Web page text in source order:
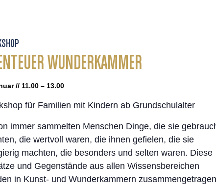
WUNDERKAMMER
// 11.00 – 13.00
für Familien mit Kindern ab Grundschulalter
immer sammelten Menschen Dinge, die sie
die wertvoll waren, die ihnen gefielen, die sie
machten, die besonders und selten waren. Diese
und Gegenstände aus allen Wissensbereichen
in Kunst- und Wunderkammern